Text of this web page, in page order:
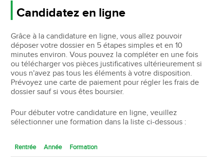
Candidatez en ligne
Grâce à la candidature en ligne, vous allez pouvoir
déposer votre dossier en 5 étapes simples et en 10
minutes environ. Vous pouvez la compléter en une fois
ou télécharger vos pièces justificatives ultérieurement si
vous n'avez pas tous les éléments à votre disposition.
Prévoyez une carte de paiement pour régler les frais de
dossier sauf si vous êtes boursier.
Pour débuter votre candidature en ligne, veuillez
sélectionner une formation dans la liste ci-dessous :
Rentrée Année Formation